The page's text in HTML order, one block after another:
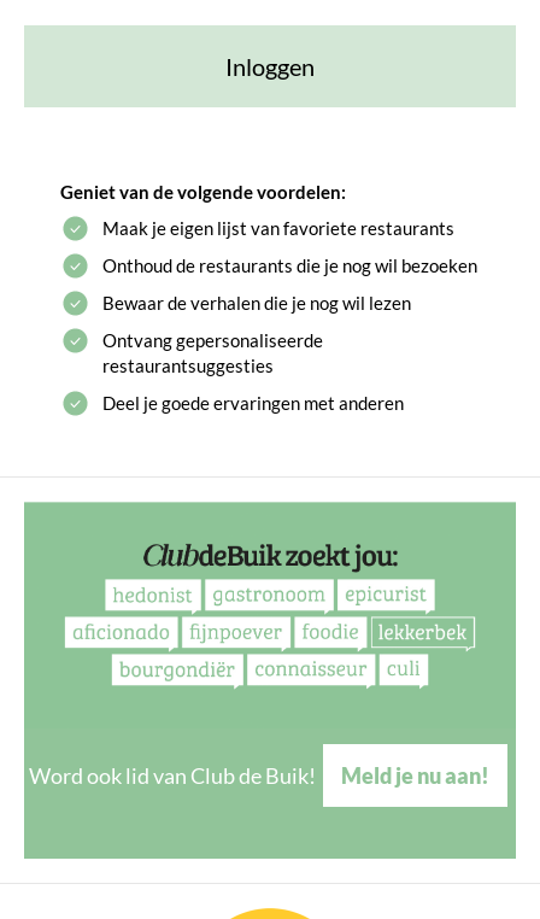
Inloggen
Geniet van de volgende voordelen:
Maak je eigen lijst van favoriete restaurants
Onthoud de restaurants die je nog wil bezoeken
Bewaar de verhalen die je nog wil lezen
Ontvang gepersonaliseerde
restaurantsuggesties
Deel je goede ervaringen met anderen
Word ook lid van Club de Buik! Meld je nu aan!